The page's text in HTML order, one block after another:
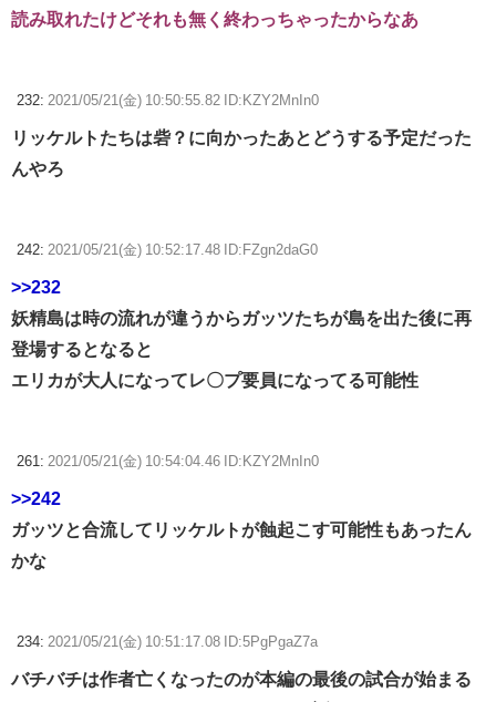
読み取れたけどそれも無く終わっちゃったからなあ
232: 2021/05/21(金) 10:50:55.82 ID:KZY2MnIn0
リッケルトたちは砦？に向かったあとどうする予定だった
んやろ
242: 2021/05/21(金) 10:52:17.48 ID:FZgn2daG0
>>232
妖精島は時の流れが違うからガッツたちが島を出た後に再
登場するとなると
エリカが大人になってレ〇プ要員になってる可能性
261: 2021/05/21(金) 10:54:04.46 ID:KZY2MnIn0
>>242
ガッツと合流してリッケルトが蝕起こす可能性もあったん
かな
234: 2021/05/21(金) 10:51:17.08 ID:5PgPgaZ7a
バチバチは作者亡くなったのが本編の最後の試合が始まる